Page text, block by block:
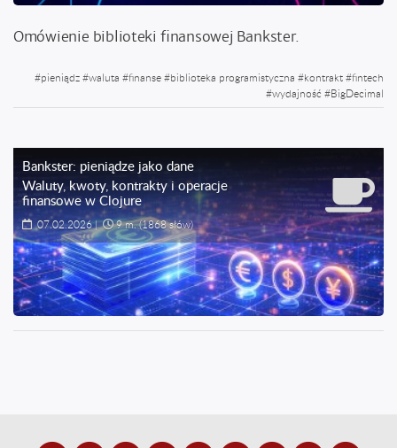
Omówienie biblioteki finansowej Bankster.
#pieniądz#waluta #finanse#biblioteka programistyczna #kontrakt#fintech
#wydajność #BigDecimal
Bankster: pieniądze jako dane
Waluty, kwoty, kontrakty i operacje
finansowe w Clojure
07.02.2026| 9 m.(1868 słów)